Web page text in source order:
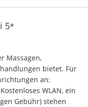
5*
Massagen,
bietet. Für
an:
WLAN, ein
Gebühr) stehen